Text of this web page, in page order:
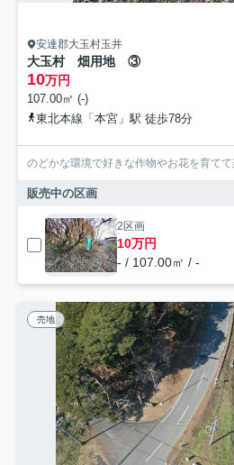
安達郡大玉村玉井
大玉村 畑用地 ③
10万円
107.00㎡ (-)
東北本線「本宮」駅 徒歩78分
のどかな環境で好きな作物やお花を育てて
販売中の区画
2区画
10万円
- / 107.00㎡ / -
売地